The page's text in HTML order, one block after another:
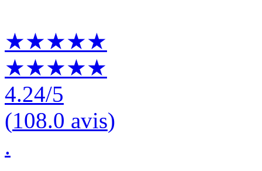
★★★★★
★★★★★
4.24/5
(108.0 avis)
.